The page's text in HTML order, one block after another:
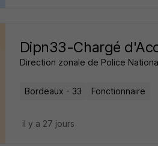
Dipn33-Chargé
Direction zonale de Police
Bordeaux - 33 Fonctionnaire
il y a 27 jours